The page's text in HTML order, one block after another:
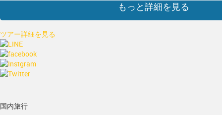
もっと詳細を見る
ツアー詳細を見る
国内旅行